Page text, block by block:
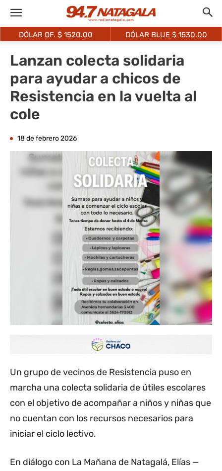
DÓLAR OF. $ 1520.00 DÓLAR BLUE $ 1530.00
Lanzan colecta solidaria
para ayudar a chicos de
Resistencia en la vuelta al
cole
18 de febrero 2026
Un grupo de vecinos de Resistencia puso en
marcha una colecta solidaria de útiles escolares
con el objetivo de acompañar a niños y niñas que
no cuentan con los recursos necesarios para
iniciar el ciclo lectivo.
En diálogo con La Mañana de Natagalá, Elías —